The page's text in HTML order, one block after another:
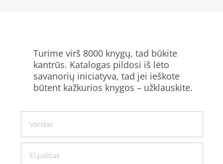
Turime virš 8000 knygų, tad būkite
kantrūs. Katalogas pildosi iš lėto
savanorių iniciatyva, tad jei ieškote
būtent kažkurios knygos – užklauskite.